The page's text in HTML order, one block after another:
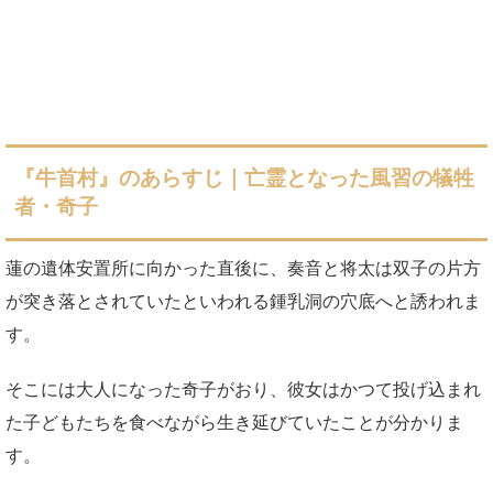
『牛首村』のあらすじ｜亡霊となった風習の犠牲
者・奇子
蓮の遺体安置所に向かった直後に、奏音と将太は双子の片方
が突き落とされていたといわれる鍾乳洞の穴底へと誘われま
す。
そこには大人になった奇子がおり、彼女はかつて投げ込まれ
た子どもたちを食べながら生き延びていたことが分かりま
す。